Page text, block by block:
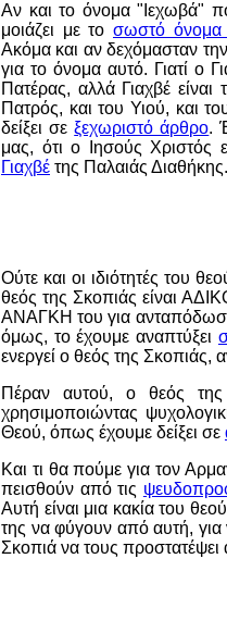
Αν και το όνομα "Ιεχωβά"
μοιάζει με το σωστό όνομα
Ακόμα και αν δεχόμασταν
για το όνομα αυτό. Γιατί ο
Πατέρας, αλλά Γιαχβέ
Πατρός, και του Υιού, και
δείξει σεξεχωριστό άρθρο.
μας, ότι ο Ιησούς Χριστός
Γιαχβέ της Παλαιάς
Ούτε και οι ιδιότητές του
θεός της Σκοπιάς είναι
ΑΝΑΓΚΗ του για ανταπόδωση.
όμως, το έχουμε αναπτύξει
ενεργεί ο θεός της Σκοπιάς,
Πέραν αυτού, ο θεός της
χρησιμοποιώντας
Θεού, όπως έχουμε δείξει σε
Και τι θα πούμε για τον
πεισθούν από τις
Αυτή είναι μια κακία του
της να φύγουν από αυτή, για
Σκοπιά να τους προστατέψει